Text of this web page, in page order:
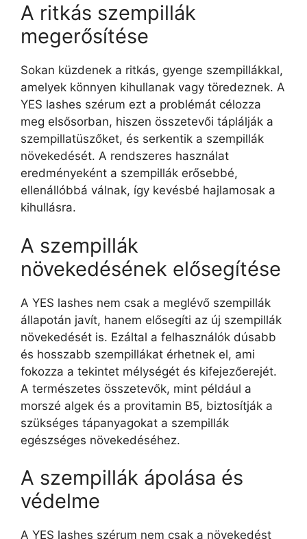
A ritkás szempillák
megerősítése
Sokan küzdenek a ritkás, gyenge szempillákkal,
amelyek könnyen kihullanak vagy töredeznek. A
YES lashes szérum ezt a problémát célozza
meg elsősorban, hiszen összetevői táplálják a
szempillatüszőket, és serkentik a szempillák
növekedését. A rendszeres használat
eredményeként a szempillák erősebbé,
ellenállóbbá válnak, így kevésbé hajlamosak a
kihullásra.
A szempillák
növekedésének elősegítése
A YES lashes nem csak a meglévő szempillák
állapotán javít, hanem elősegíti az új szempillák
növekedését is. Ezáltal a felhasználók dúsabb
és hosszabb szempillákat érhetnek el, ami
fokozza a tekintet mélységét és kifejezőerejét.
A természetes összetevők, mint például a
morszé algek és a provitamin B5, biztosítják a
szükséges tápanyagokat a szempillák
egészséges növekedéséhez.
A szempillák ápolása és
védelme
A YES lashes szérum nem csak a növekedést